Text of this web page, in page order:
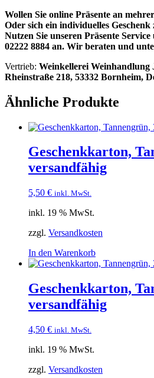
Wollen Sie online Präsente an
Oder sich ein individuelles Geschenk
Nutzen Sie unseren Präsente
02222 8884 an. Wir beraten und
Vertrieb: Weinkellerei Weinhandlung
Rheinstraße 218, 53332 Bornheim,
Ähnliche Produkte
Geschenkkarton,
versandfähig
5,50 € inkl. MwSt.
inkl. 19 % MwSt.
zzgl. Versandkosten
In den Warenkorb
Geschenkkarton,
versandfähig
4,50 € inkl. MwSt.
inkl. 19 % MwSt.
zzgl. Versandkosten